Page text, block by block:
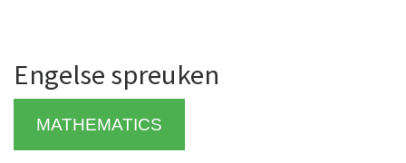
Engelse spreuken
MATHEMATICS